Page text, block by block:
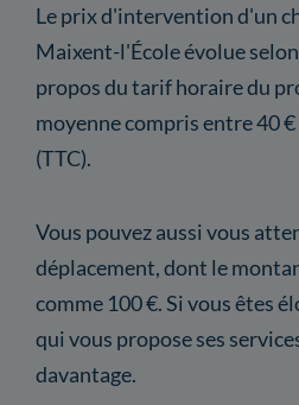
Le prix d'intervention d'un
Maixent-l'École évolue
propos du tarif horaire du
moyenne compris entre 40
(TTC).
Vous pouvez aussi vous
déplacement, dont le
comme 100 €. Si vous êtes
qui vous propose ses
davantage.